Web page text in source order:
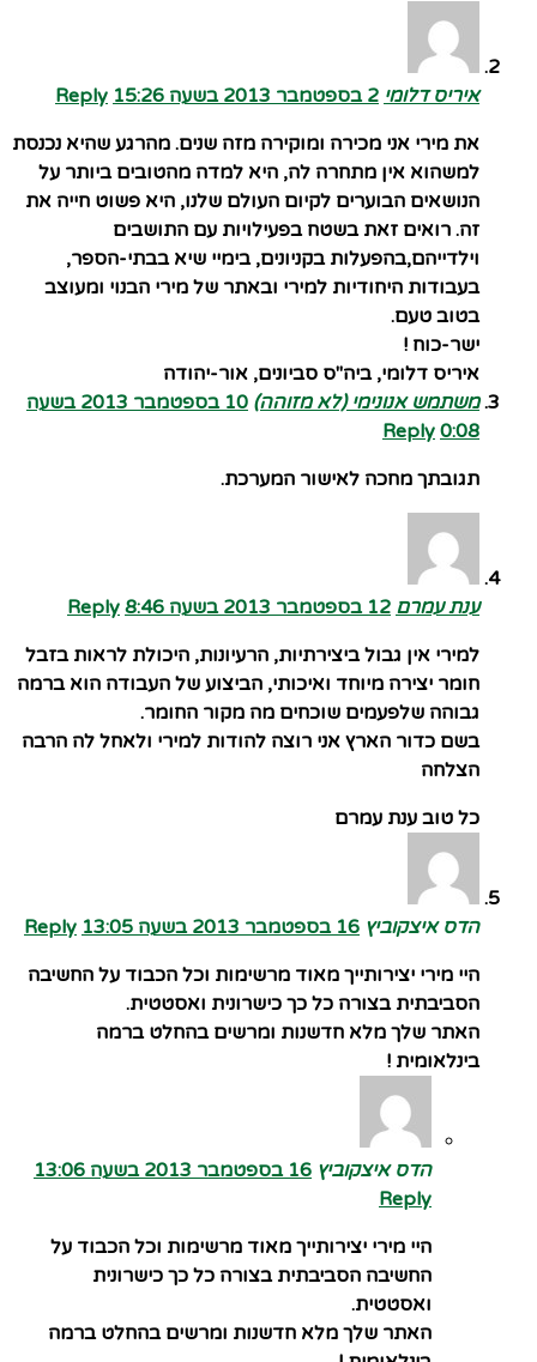
איריס דלומי 2 בספטמבר 2013 בשעה 15:26
Reply
את מירי אני מכירה ומוקירה מזה שנים. מהרגע שהיא נכנסת
למשהוא אין מתחרה לה, היא למדה מהטובים ביותר על
הנושאים הבוערים לקיום העולם שלנו, היא פשוט חייה את
זה. רואים זאת בשטח בפעילויות עם התושבים
וילדייהם,בהפעלות בקניונים, בימיי שיא בבתי-הספר,
בעבודות היחודיות למירי ובאתר של מירי הבנוי ומעוצב
בטוב טעם.
ישר-כוח !
איריס דלומי, ביה"ס סביונים, אור-יהודה
משתמש אנונימי (לא מזוהה)
10 בספטמבר 2013 בשעה
0:08
Reply
תגובתך מחכה לאישור המערכת.
ענת עמרם 12 בספטמבר 2013 בשעה 8:46
Reply
למירי אין גבול ביצירתיות, הרעיונות, היכולת לראות בזבל
חומר יצירה מיוחד ואיכותי, הביצוע של העבודה הוא ברמה
גבוהה שלפעמים שוכחים מה מקור החומר.
בשם כדור הארץ אני רוצה להודות למירי ולאחל לה הרבה
הצלחה
כל טוב ענת עמרם
הדס איצקוביץ 16 בספטמבר 2013 בשעה 13:05
Reply
היי מירי יצירותייך מאוד מרשימות וכל הכבוד על החשיבה
הסביבתית בצורה כל כך כישרונית ואסטטית.
האתר שלך מלא חדשנות ומרשים בהחלט ברמה
בינלאומית !
הדס איצקוביץ 16 בספטמבר 2013 בשעה 13:06
Reply
היי מירי יצירותייך מאוד מרשימות וכל הכבוד על
החשיבה הסביבתית בצורה כל כך כישרונית
ואסטטית.
האתר שלך מלא חדשנות ומרשים בהחלט ברמה